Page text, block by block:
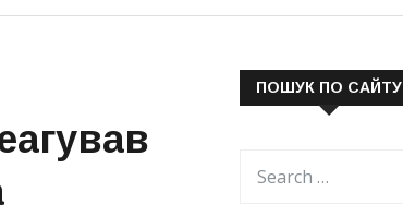
ПОШУК ПО САЙТУ